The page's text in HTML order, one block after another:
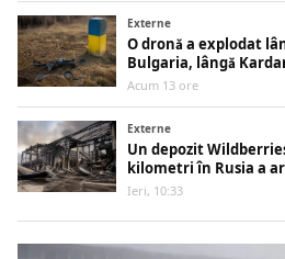
Externe
O dronă a explodat
Bulgaria, lângă
Acum 13 ore
Externe
Un depozit
kilometri în Rusia a
Ieri, 10:33